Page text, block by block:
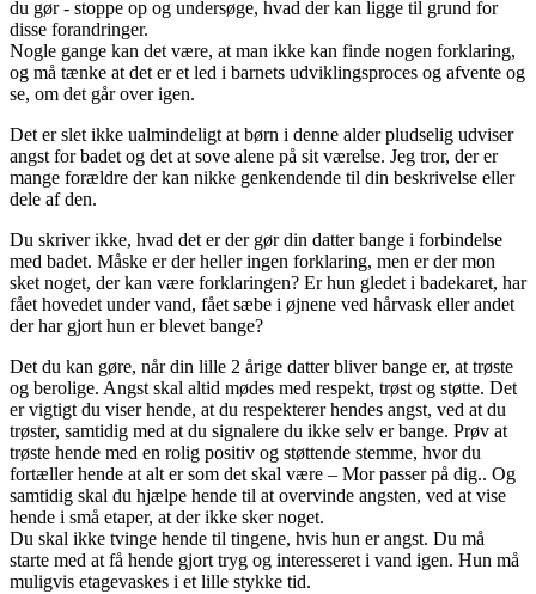
du gør - stoppe op og undersøge, hvad der kan ligge til grund for
disse forandringer.
Nogle gange kan det være, at man ikke kan finde nogen forklaring,
og må tænke at det er et led i barnets udviklingsproces og afvente og
se, om det går over igen.
Det er slet ikke ualmindeligt at børn i denne alder pludselig udviser
angst for badet og det at sove alene på sit værelse. Jeg tror, der er
mange forældre der kan nikke genkendende til din beskrivelse eller
dele af den.
Du skriver ikke, hvad det er der gør din datter bange i forbindelse
med badet. Måske er der heller ingen forklaring, men er der mon
sket noget, der kan være forklaringen? Er hun gledet i badekaret, har
fået hovedet under vand, fået sæbe i øjnene ved hårvask eller andet
der har gjort hun er blevet bange?
Det du kan gøre, når din lille 2 årige datter bliver bange er, at trøste
og berolige. Angst skal altid mødes med respekt, trøst og støtte. Det
er vigtigt du viser hende, at du respekterer hendes angst, ved at du
trøster, samtidig med at du signalere du ikke selv er bange. Prøv at
trøste hende med en rolig positiv og støttende stemme, hvor du
fortæller hende at alt er som det skal være – Mor passer på dig.. Og
samtidig skal du hjælpe hende til at overvinde angsten, ved at vise
hende i små etaper, at der ikke sker noget.
Du skal ikke tvinge hende til tingene, hvis hun er angst. Du må
starte med at få hende gjort tryg og interesseret i vand igen. Hun må
muligvis etagevaskes i et lille stykke tid.